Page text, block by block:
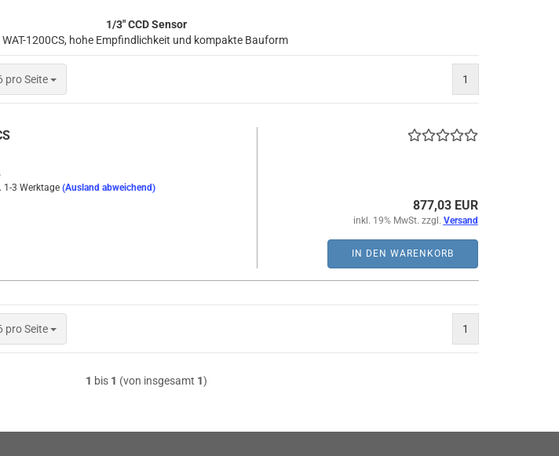
1/3" CCD Sensor
WAT-1200CS, hohe Empfindlichkeit und kompakte Bauform
pro Seite
Seite 1
3 Werktage (Ausland abweichend)
877,03 EUR
inkl. 19% MwSt. zzgl. Versand
IN DEN WARENKORB
pro Seite
Seite 1
1 bis 1 (von insgesamt 1)